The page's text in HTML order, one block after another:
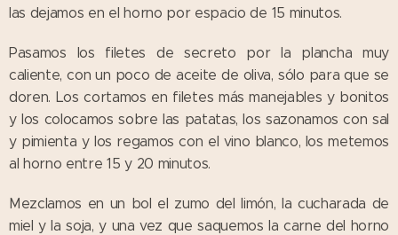
las dejamos en el horno por espacio de 15 minutos.
Pasamos los filetes de secreto por la plancha muy
caliente, con un poco de aceite de oliva, sólo para que se
doren. Los cortamos en filetes más manejables y bonitos
y los colocamos sobre las patatas, los sazonamos con sal
y pimienta y los regamos con el vino blanco, los metemos
al horno entre 15 y 20 minutos.
Mezclamos en un bol el zumo del limón, la cucharada de
miel y la soja, y una vez que saquemos la carne del horno